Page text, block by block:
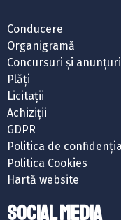
Conducere
Organigramă
Concursuri și anunțuri
Plăți
Licitații
Achiziții
GDPR
Politica de
Politica Cookies
Hartă website
SOCIAL MEDIA